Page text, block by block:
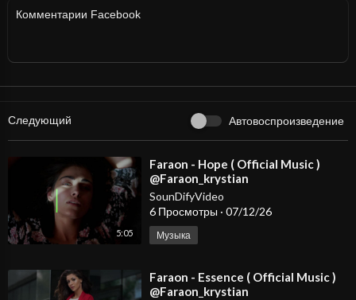
Комментарии Facebook
Следующий Автовоспроизведение
5:05
⁣Faraon - Hope ( Official Music )
@Faraon_krystian
SounDifyVideo
6 Просмотры · 07/12/26
Музыка
⁣Faraon - Essence ( Official Music )
@Faraon_krystian